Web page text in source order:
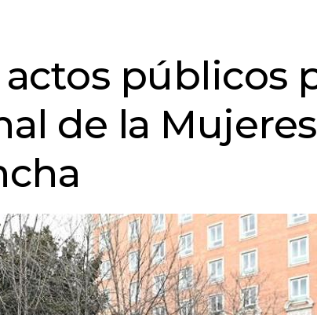
públicos
de la